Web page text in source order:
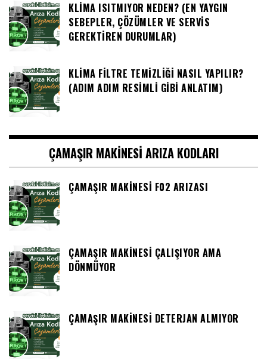
KLIMA ISITMIYOR NEDEN? (EN YAYGIN
SEBEPLER, ÇÖZÜMLER VE SERVIS
GEREKTIREN DURUMLAR)
KLIMA FILTRE TEMIZLIĞI NASIL YAPILIR?
(ADIM ADIM RESIMLI GIBI ANLATIM)
ÇAMAŞIR MAKINESI ARIZA KODLARI
ÇAMAŞIR MAKINESI F02 ARIZASI
ÇAMAŞIR MAKINESI ÇALIŞIYOR AMA
DÖNMÜYOR
ÇAMAŞIR MAKINESI DETERJAN ALMIYOR